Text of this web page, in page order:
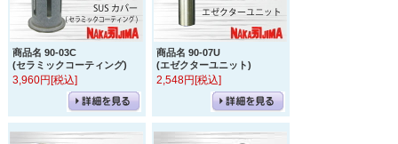
商品名 90-03C
(セラミックコーティング)
3,960円[税込]
商品名 90-07U
(エゼクターユニット)
2,548円[税込]